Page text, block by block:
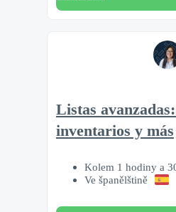
Listas
inventarios y más
Kolem 1 hodiny a
Ve španělštině